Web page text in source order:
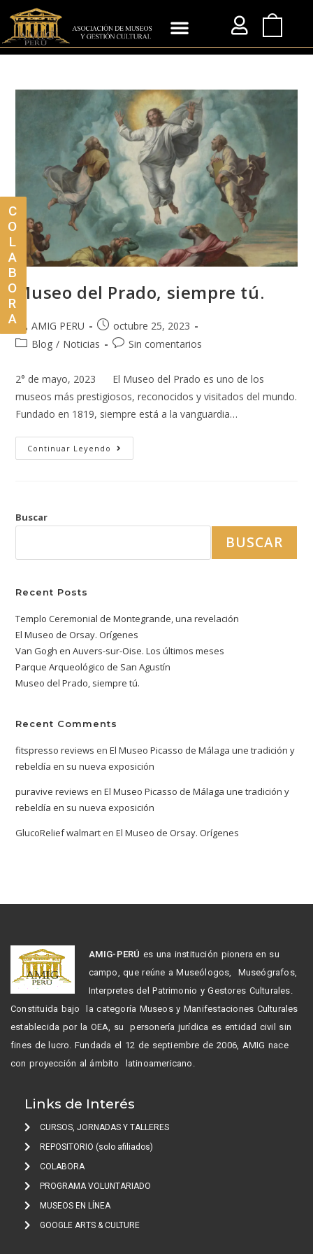
Museo del Prado, siempre tú.
AMIG PERU
octubre 25, 2023
Blog / Noticias Sin comentarios
2° de mayo, 2023 El Museo del Prado es uno de los
museos más prestigiosos, reconocidos y visitados del mundo.
Fundado en 1819, siempre está a la vanguardia…
Continuar Leyendo
Buscar
BUSCAR
Recent Posts
Templo Ceremonial de Montegrande, una revelación
El Museo de Orsay. Orígenes
Van Gogh en Auvers-sur-Oise. Los últimos meses
Parque Arqueológico de San Agustín
Museo del Prado, siempre tú.
Recent Comments
fitspresso reviews enEl Museo Picasso de Málaga une tradición y
rebeldía en su nueva exposición
puravive reviews enEl Museo Picasso de Málaga une tradición y
rebeldía en su nueva exposición
GlucoRelief walmart enEl Museo de Orsay. Orígenes
C
O
L
A
B
O
R
A
AMIG-PERÚ es una institución pionera en su
campo, que reúne a Museólogos, Museógrafos,
Interpretes del Patrimonio y Gestores Culturales.
Constituida bajo la categoría Museos y Manifestaciones Culturales
establecida por la OEA, su personería jurídica es entidad civil sin
fines de lucro. Fundada el 12 de septiembre de 2006, AMIG nace
con proyección al ámbito latinoamericano.
Links de Interés
CURSOS, JORNADAS Y TALLERES
REPOSITORIO (solo afiliados)
COLABORA
PROGRAMA VOLUNTARIADO
MUSEOS EN LÍNEA
GOOGLE ARTS & CULTURE